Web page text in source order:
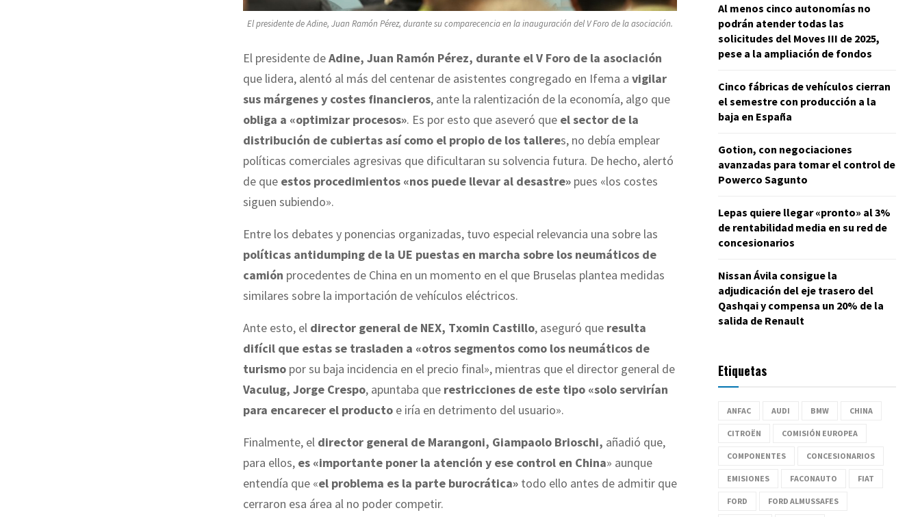
El presidente de Adine, Juan Ramón Pérez, durante su comparecencia en la inauguración del V Foro de la asociación.
El presidente deAdine, Juan Ramón Pérez, durante el V Foro de la asociación
que lidera, alentó al más del centenar de asistentes congregado en Ifema a vigilar
sus márgenes y costes financieros, ante la ralentización de la economía, algo que
obliga a «optimizar procesos». Es por esto que aseveró que el sector de la
distribución de cubiertas así como el propio de los talleres, no debía emplear
políticas comerciales agresivas que dificultaran su solvencia futura. De hecho, alertó
de que estos procedimientos «nos puede llevar al desastre» pues «los costes
siguen subiendo».
Entre los debates y ponencias organizadas, tuvo especial relevancia una sobre las
políticas antidumping de la UE puestas en marcha sobre los neumáticos de
camión procedentes de China en un momento en el que Bruselas plantea medidas
similares sobre la importación de vehículos eléctricos.
Ante esto, el director general de NEX, Txomin Castillo, aseguró que resulta
difícil que estas se trasladen a «otros segmentos como los neumáticos de
turismo por su baja incidencia en el precio final», mientras que el director general de
Vaculug, Jorge Crespo, apuntaba que restricciones de este tipo «solo servirían
para encarecer el producto e iría en detrimento del usuario».
Finalmente, el director general de Marangoni, Giampaolo Brioschi, añadió que,
para ellos, es «importante poner la atención y ese control en China» aunque
entendía que «el problema es la parte burocrática» todo ello antes de admitir que
cerraron esa área al no poder competir.
Al menos cinco autonomías no
podrán atender todas las
solicitudes del Moves III de 2025,
pese a la ampliación de fondos
Cinco fábricas de vehículos cierran
el semestre con producción a la
baja en España
Gotion, con negociaciones
avanzadas para tomar el control de
Powerco Sagunto
Lepas quiere llegar «pronto» al 3%
de rentabilidad media en su red de
concesionarios
Nissan Ávila consigue la
adjudicación del eje trasero del
Qashqai y compensa un 20% de la
salida de Renault
Etiquetas
ANFAC AUDI BMW CHINA
CITROËN COMISIÓN EUROPEA
COMPONENTES CONCESIONARIOS
EMISIONES FACONAUTO FIAT
FORD FORD ALMUSSAFES